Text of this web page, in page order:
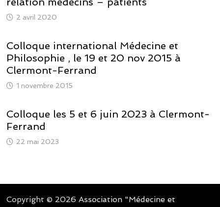
2 avril 2020
Colloque international Médecine et
Philosophie , le 19 et 20 nov 2015 à
Clermont-Ferrand
1 novembre 2015
Colloque les 5 et 6 juin 2023 à Clermont-
Ferrand
22 mai 2023
Copyright © 2026 Association "Médecine et